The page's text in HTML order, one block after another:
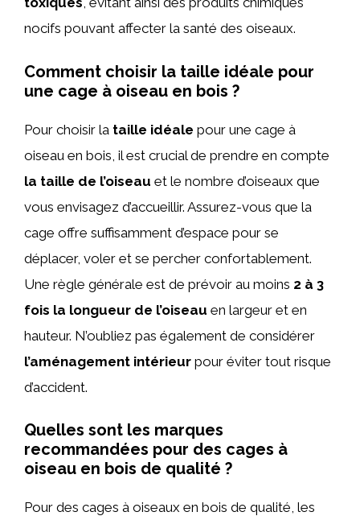
nocifs pouvant affecter la santé des oiseaux.
Comment choisir la taille idéale pour
une cage à oiseau en bois ?
Pour choisir la taille idéale pour une cage à
oiseau en bois, il est crucial de prendre en compte
la taille de l’oiseau et le nombre d’oiseaux que
vous envisagez d’accueillir. Assurez-vous que la
cage offre suffisamment d’espace pour se
déplacer, voler et se percher confortablement.
Une règle générale est de prévoir au moins 2 à 3
fois la longueur de l’oiseau en largeur et en
hauteur. N’oubliez pas également de considérer
l’aménagement intérieur pour éviter tout risque
d’accident.
Quelles sont les marques
recommandées pour des cages à
oiseau en bois de qualité ?
Pour des cages à oiseaux en bois de qualité, les